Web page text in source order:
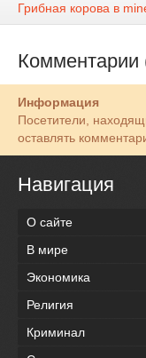
Грибная корова в
Комментарии
Информация
Посетители,
оставлять
Навигация
О сайте
В мире
Экономика
Религия
Криминал